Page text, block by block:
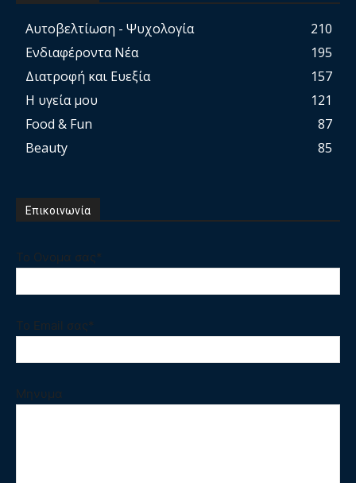
Αυτοβελτίωση - Ψυχολογία
210
Ενδιαφέροντα Νέα
195
Διατροφή και Ευεξία
157
Η υγεία μου
121
Food & Fun
87
Beauty
85
Επικοινωνία
Το Ονομα σας*
Το Email σας*
Μηνυμα